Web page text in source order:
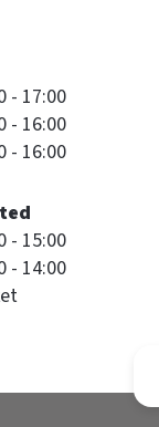
- 17:00
- 16:00
- 16:00
- 15:00
- 14:00